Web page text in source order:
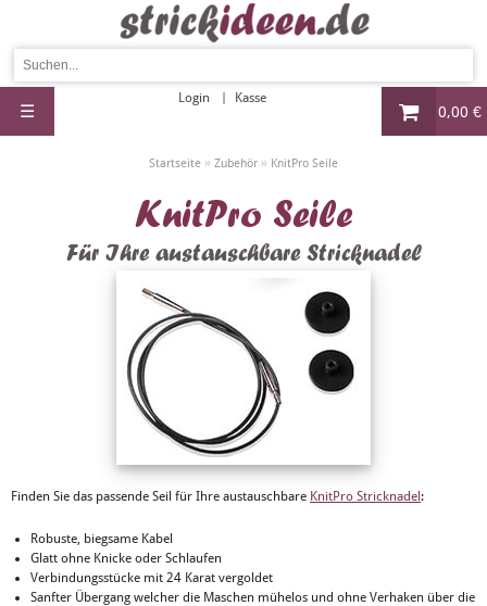
0,00 €
Login Kasse
☰
Startseite » Zubehör » KnitPro Seile
KnitPro Seile
Für Ihre austauschbare Stricknadel
Finden Sie das passende Seil für Ihre austauschbare KnitPro Stricknadel :
Robuste, biegsame Kabel
Glatt ohne Knicke oder Schlaufen
Verbindungsstücke mit 24 Karat vergoldet
Sanfter Übergang welcher die Maschen mühelos und ohne Verhaken über die